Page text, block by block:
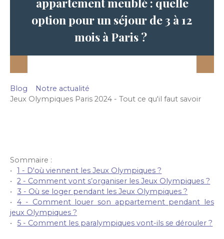
option pour un séjour de 3 à 12
mois à Paris ?
Blog
Notre actualité
Jeux Olympiques Paris 2024 - Tout ce qu'il faut savoir
Sommaire :
1 - D'où viennent les Jeux Olympiques ?
2 - Comment vont s’organiser les Jeux Olympiques ?
3 - Où se loger pendant les Jeux Olympiques ?
4 - Comment louer son appartement pendant les
jeux Olympiques ?
5 - Comment les paralympiques vont-ils se dérouler ?